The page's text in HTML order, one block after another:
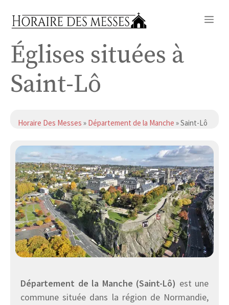
Églises situées à
Saint-Lô
Horaire Des Messes » Département de la Manche » Saint-Lô
Département de la Manche (Saint-Lô) est une
commune située dans la région de Normandie,